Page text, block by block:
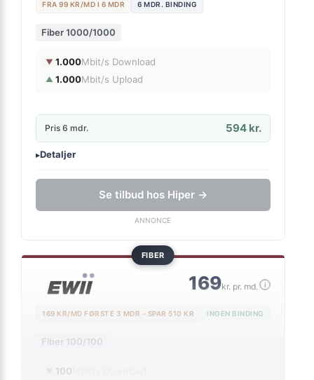
FRA 99 KR/MD I 6 MDR 6 MDR. BINDING
Fiber 1000/1000
▼ 1.000Mbit/s Download
▲ 1.000Mbit/s Upload
Pris 6 mdr. 594 kr.
▸Detaljer
Se tilbud hos Hiper →
ANNONCE
FIBER
169kr. pr. md. i
169 KR/MD FØRSTE 3 MDR - SPAR 510 KR INGEN BINDING
Fiber 100/100
100